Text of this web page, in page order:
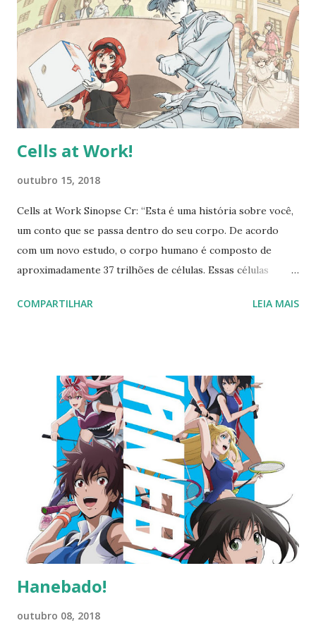
transporte de uma relíquia que simboliza seu poder e
tradição como grupo político dominante da região. O
transporte ocorre por trem, com Ichika encarregada da
segurança da relíquia e do sensei acompanhando a missão.
No entanto, uma sucessão de erros faz com que o trem seja
tomado por gangsters e marginais, fo...
Cells at Work!
outubro 15, 2018
Cells at Work Sinopse Cr: “Esta é uma história sobre você,
um conto que se passa dentro do seu corpo. De acordo
com um novo estudo, o corpo humano é composto de
aproximadamente 37 trilhões de células. Essas células
corpo, desde os Glóbulos Vermelhos que carregam
popular série "Cells at Work!", vem aí uma nova série de
TV!” https://www.crunchyroll.com/cells-at-work Sempre
baseio minhas análises, em sua grande maioria, pelo
roteiro, sua construção e finalização. O roteiro é o
esqueleto da história, talvez sua alma, e o roteiro de Cells
at Work representa uma linda alma. A série é um
entretenimento educacional de ótima qualidade, que me fez
recordar de minhas aulas de citologia, histologia e
embriologia (Medicina Veterinária). Cada episódio trata de
um te...
COMPARTILHAR LEIA MAIS
Hanebado!
outubro 08, 2018